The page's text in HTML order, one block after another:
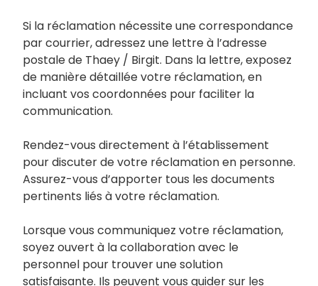
Si la réclamation nécessite une correspondance
par courrier, adressez une lettre à l’adresse
postale de Thaey / Birgit. Dans la lettre, exposez
de manière détaillée votre réclamation, en
incluant vos coordonnées pour faciliter la
communication.
Rendez-vous directement à l’établissement
pour discuter de votre réclamation en personne.
Assurez-vous d’apporter tous les documents
pertinents liés à votre réclamation.
Lorsque vous communiquez votre réclamation,
soyez ouvert à la collaboration avec le
personnel pour trouver une solution
satisfaisante. Ils peuvent vous guider sur les